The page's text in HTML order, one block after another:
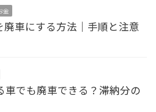
金
廃車にする方法｜手順と注意
車でも廃車できる？滞納分の